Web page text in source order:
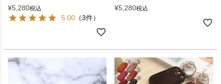
¥5,280税込
5.00 （3件）
¥5,280税込